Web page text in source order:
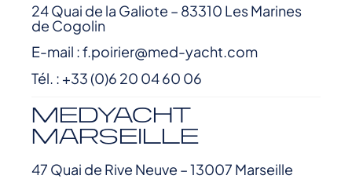
24 Quai de la Galiote – 83310 Les Marines
de Cogolin
E-mail : f.poirier@med-yacht.com
Tél. : +33 (0)6 20 04 60 06
MEDYACHT
MARSEILLE
47 Quai de Rive Neuve – 13007 Marseille